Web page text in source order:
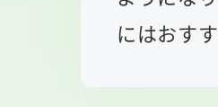
にはおすす